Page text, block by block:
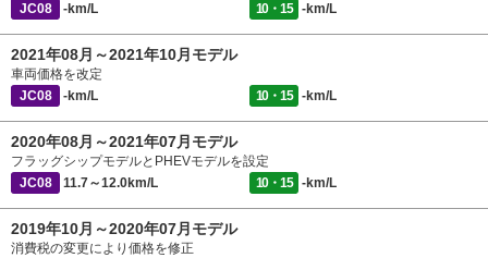
JC08
-km/L 10・15 -km/L
2021年08月～2021年10月モデル
車両価格を改定
JC08
-km/L 10・15 -km/L
2020年08月～2021年07月モデル
フラッグシップモデルとPHEVモデルを設定
JC08
11.7～12.0km/L 10・15 -km/L
2019年10月～2020年07月モデル
消費税の変更により価格を修正